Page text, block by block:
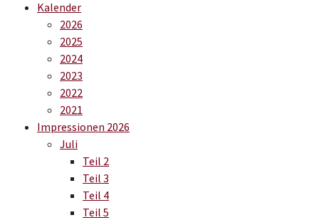
Kalender
2026
2025
2024
2023
2022
2021
Impressionen 2026
Juli
Teil 2
Teil 3
Teil 4
Teil 5